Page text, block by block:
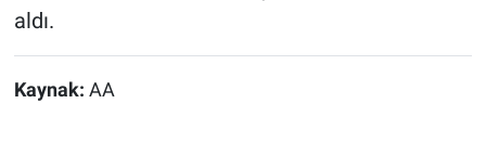
aldı.
Kaynak: AA